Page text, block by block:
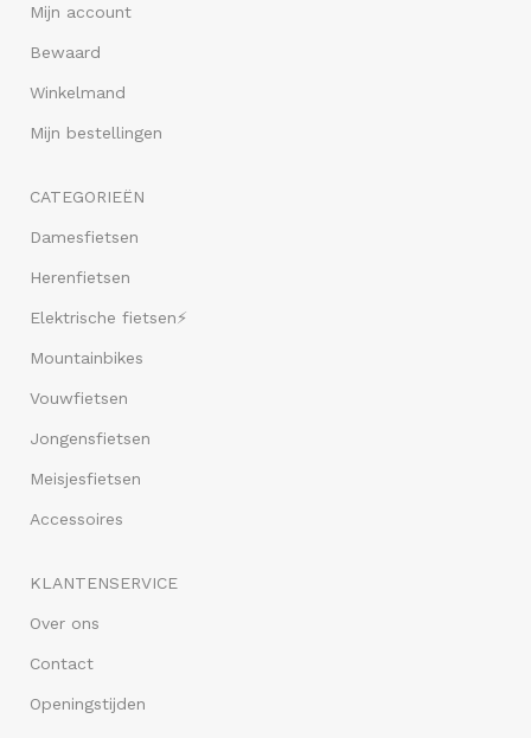
Mijn account
Bewaard
Winkelmand
Mijn bestellingen
CATEGORIEËN
Damesfietsen
Herenfietsen
Elektrische fietsen⚡
Mountainbikes
Vouwfietsen
Jongensfietsen
Meisjesfietsen
Accessoires
KLANTENSERVICE
Over ons
Contact
Openingstijden